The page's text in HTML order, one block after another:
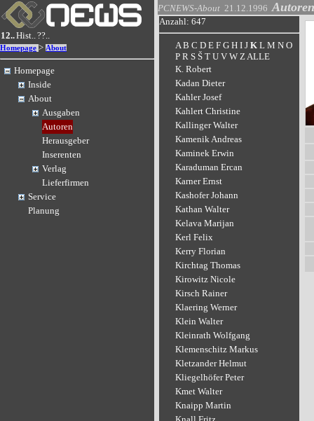
12..Hist..??..
Homepage > About
Homepage
Inside
About
Ausgaben
Autoren
Herausgeber
Inserenten
Verlag
Lieferfirmen
Service
Planung
PCNEWS-About 21.12.1996 Autoren
Anzahl: 647
A B C D E F G H I J K L M N O
P R S Š T U V W ZALLE
K. Robert
Kadan Dieter
Kahler Josef
Kahlert Christine
Kallinger Walter
Kamenik Andreas
Kaminek Erwin
Karaduman Ercan
Karner Ernst
Kashofer Johann
Kathan Walter
Kelava Marijan
Kerl Felix
Kerry Florian
Kirchtag Thomas
Kirowitz Nicole
Kirsch Rainer
Klaering Werner
Klein Walter
Kleinrath Wolfgang
Klemenschitz Markus
Kletzander Helmut
Kliegelhöfer Peter
Kmet Walter
Knaipp Martin